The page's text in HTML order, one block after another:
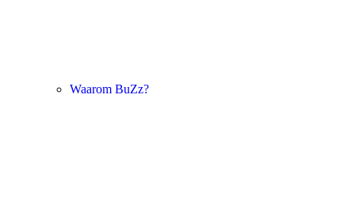
Waarom BuZz?